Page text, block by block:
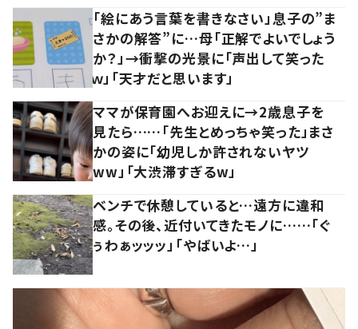
「絵にあう言葉を書きなさい」息子の”ま
さかの解答”に…母「正解でよいでしょう
か？」→衝撃の光景に「声出して笑った
ｗ」「天才だと思います」
ママが保育園へお迎えに→2歳息子を
見たら……「先生とめっちゃ笑った」まさ
かの姿に「幼児しか許されないヤツ
ww」「大渋滞すぎるw」
ベンチで休憩していると…遠方に違和
感。その後、近付いてきたモノに……「ぐ
ぅわぁッッッ」「やばいよ…」